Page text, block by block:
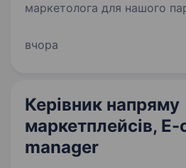
маркетолога для нашого
автоаксесуарів. Це бренд,
вчора
Керівник напряму
маркетплейсів,
manager